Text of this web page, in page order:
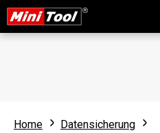
Home
Datensicherung